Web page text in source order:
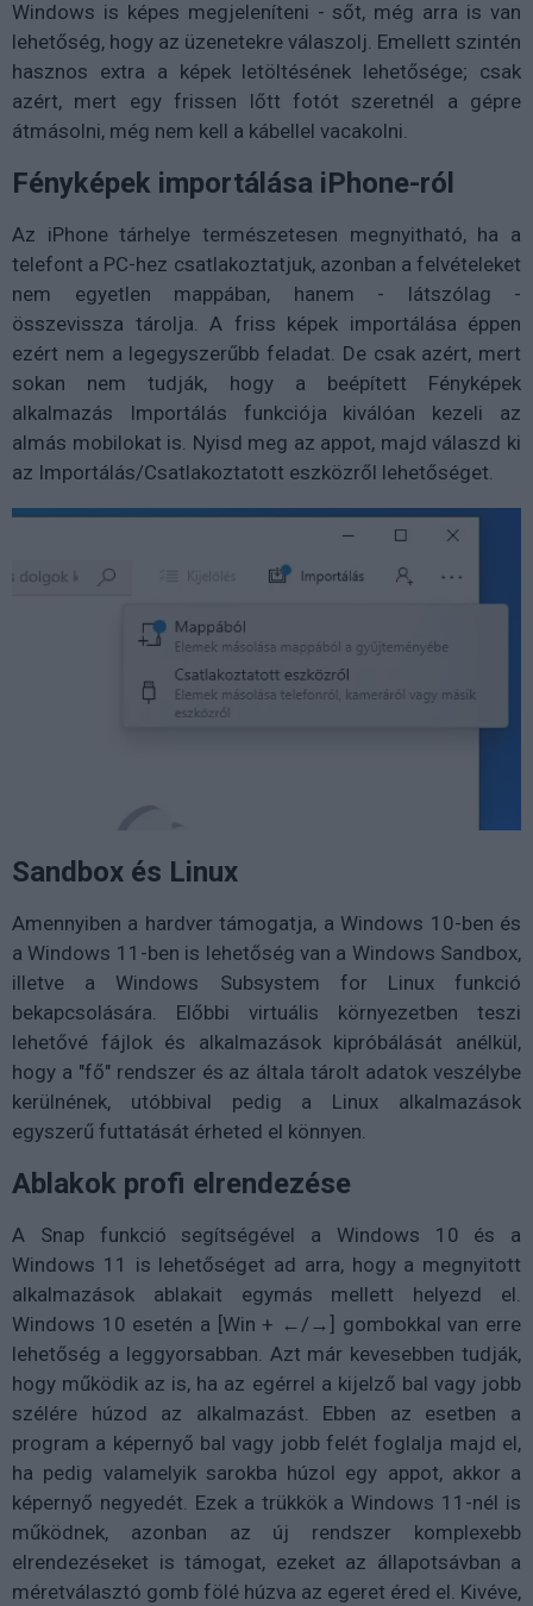
Windows is képes megjeleníteni - sőt, még arra is van
lehetőség, hogy az üzenetekre válaszolj. Emellett szintén
hasznos extra a képek letöltésének lehetősége; csak
azért, mert egy frissen lőtt fotót szeretnél a gépre
átmásolni, még nem kell a kábellel vacakolni.
Fényképek importálása iPhone-ról
Az iPhone tárhelye természetesen megnyitható, ha a
telefont a PC-hez csatlakoztatjuk, azonban a felvételeket
nem egyetlen mappában, hanem - látszólag -
összevissza tárolja. A friss képek importálása éppen
ezért nem a legegyszerűbb feladat. De csak azért, mert
sokan nem tudják, hogy a beépített Fényképek
alkalmazás Importálás funkciója kiválóan kezeli az
almás mobilokat is. Nyisd meg az appot, majd válaszd ki
az Importálás/Csatlakoztatott eszközről lehetőséget.
Sandbox és Linux
Amennyiben a hardver támogatja, a Windows 10-ben és
a Windows 11-ben is lehetőség van a Windows Sandbox,
illetve a Windows Subsystem for Linux funkció
bekapcsolására. Előbbi virtuális környezetben teszi
lehetővé fájlok és alkalmazások kipróbálását anélkül,
hogy a "fő" rendszer és az általa tárolt adatok veszélybe
kerülnének, utóbbival pedig a Linux alkalmazások
egyszerű futtatását érheted el könnyen.
Ablakok profi elrendezése
A Snap funkció segítségével a Windows 10 és a
Windows 11 is lehetőséget ad arra, hogy a megnyitott
alkalmazások ablakait egymás mellett helyezd el.
Windows 10 esetén a [Win + ←/→] gombokkal van erre
lehetőség a leggyorsabban. Azt már kevesebben tudják,
hogy működik az is, ha az egérrel a kijelző bal vagy jobb
szélére húzod az alkalmazást. Ebben az esetben a
program a képernyő bal vagy jobb felét foglalja majd el,
ha pedig valamelyik sarokba húzol egy appot, akkor a
képernyő negyedét. Ezek a trükkök a Windows 11-nél is
működnek, azonban az új rendszer komplexebb
elrendezéseket is támogat, ezeket az állapotsávban a
méretválasztó gomb fölé húzva az egeret éred el. Kivéve,